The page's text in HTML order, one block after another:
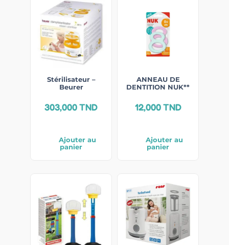
Stérilisateur –
Beurer
303,000TND
Ajouter au
panier
ANNEAU DE
DENTITION NUK**
12,000TND
Ajouter au
panier